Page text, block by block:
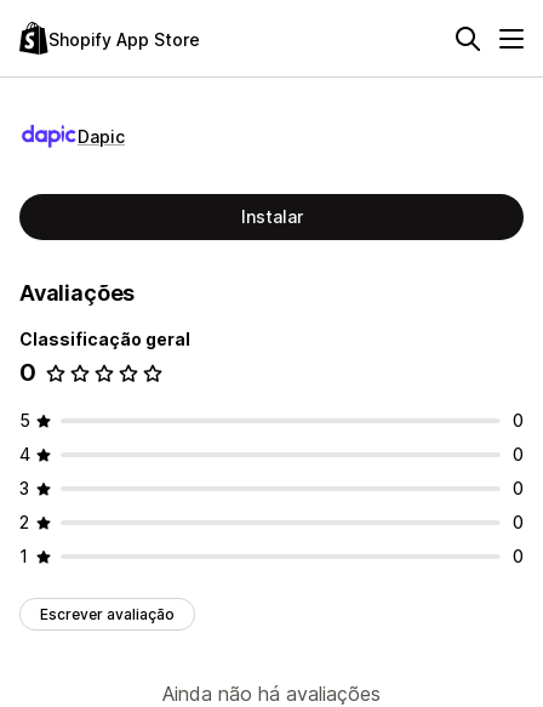
Shopify App Store
Dapic
Instalar
Avaliações
Classificação geral
0
5
0
4
0
3
0
2
0
1
0
Escrever avaliação
Ainda não há avaliações